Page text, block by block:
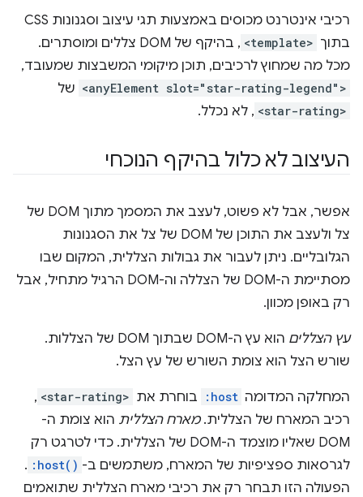
רכיבי אינטרנט מכוסים באמצעות תגי עיצוב וסגנונות CSS
בתוך <template>
, בהיקף של DOM צללים ומוסתרים.
מכל מה שמחוץ לרכיבים, תוכן מיקומי המשבצות שמעובד,
<anyElement slot="star-rating-legend"> של
<star-rating> , לא נכלל.
העיצוב לא כלול בהיקף הנוכחי
אפשר, אבל לא פשוט, לעצב את המסמך מתוך DOM של
צל ולעצב את התוכן של DOM של צל את הסגנונות
הגלובליים. ניתן לעבור את גבולות הצללית, המקום שבו
מסתיימת ה-DOM של הצללה וה-DOM הרגיל מתחיל, אבל
רק באופן מכוון.
עץ הצללים
הוא עץ ה-DOM שבתוך DOM של הצללות.
שורש הצל הוא צומת השורש של עץ הצל.
המחלקה המדומה :host בוחרת את <star-rating>
,
רכיב המארח של הצללית.מארח הצללית הוא צומת ה-
DOM שאליו מוצמד ה-DOM של הצללית. כדי לטרגט רק
לגרסאות ספציפיות של המארח, משתמשים ב- :host()
.
הפעולה הזו תבחר רק את רכיבי מארח הצללית שתואמים